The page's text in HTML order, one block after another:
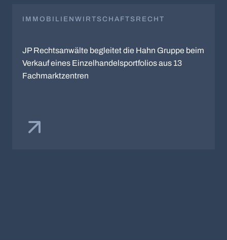
IMMOBILIENWIRTSCHAFTSRECHT
JP Rechtsanwälte begleitet die Hahn Gruppe beim
Verkauf eines Einzelhandelsportfolios aus 13
Fachmarktzentren